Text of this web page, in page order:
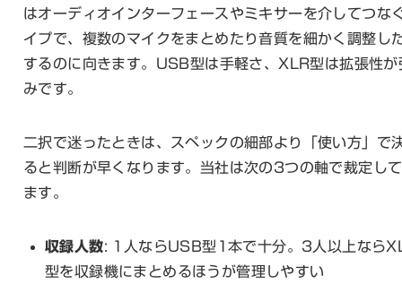
はオーディオインターフェースやミキサーを介してつな
イプで、複数のマイクをまとめたり音質を細かく調整し
するのに向きます。USB型は手軽さ、XLR型は拡張性が
みです。
二択で迷ったときは、スペックの細部より「使い方」で
ると判断が早くなります。当社は次の3つの軸で裁定し
ます。
収録人数: 1人ならUSB型1本で十分。3人以上なら
型を収録機にまとめるほうが管理しやすい